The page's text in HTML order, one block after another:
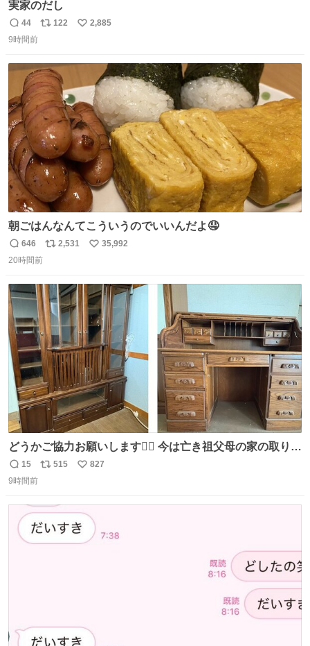
実家のだし
返
信
44
リ
ト
数
122
い
2,885
9時間前
朝ごはんなんてこういうのでいいんだよ🤤
返
信
646
リ
ト
数
2,531
い
数
35,992
20時間前
どうかご協力お願いします🙇‍♂️ 今は亡き祖父母の家の取り壊
しが決まり、どうしても処分して欲しくない食器棚と机の
引き取り手を探しております この2つは私の祖母が当初一
さで亡くなりましたが、この家具達をとても大切にしてお
りました 続く↓
返
信
15
リ
ト
数
515
い
数
827
9時間前